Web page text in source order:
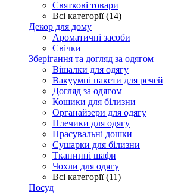
Святкові товари
Всі категорії (14)
Декор для дому
Ароматичні засоби
Свічки
Зберігання та догляд за одягом
Вішалки для одягу
Вакуумні пакети для речей
Догляд за одягом
Кошики для білизни
Органайзери для одягу
Плечики для одягу
Прасувальні дошки
Сушарки для білизни
Тканинні шафи
Чохли для одягу
Всі категорії (11)
Посуд